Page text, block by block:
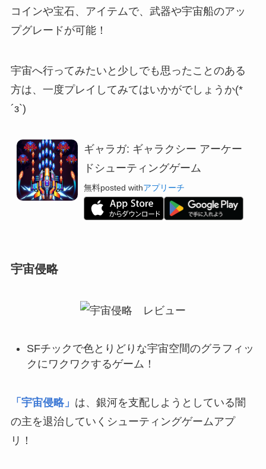
コインや宝石、アイテムで、武器や宇宙船のアッ
プグレードが可能！
宇宙へ行ってみたいと少しでも思ったことのある
方は、一度プレイしてみてはいかがでしょうか(*
´з`)
ギャラガ: ギャラクシー アーケー
ドシューティングゲーム
無料posted withアプリーチ
宇宙侵略
SFチックで色とりどりな宇宙空間のグラフィッ
クにワクワクするゲーム！
「宇宙侵略」 は、銀河を支配しようとしている闇
の主を退治していくシューティングゲームアプ
リ！